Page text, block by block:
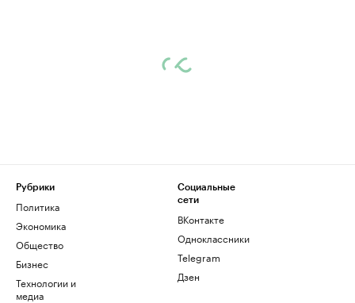
Рубрики
Политика
Экономика
Общество
Бизнес
Технологии и
медиа
Социальные
сети
ВКонтакте
Одноклассники
Telegram
Дзен